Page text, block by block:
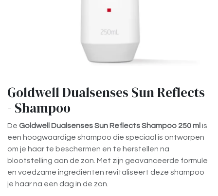
Goldwell Dualsenses Sun Reflects
- Shampoo
De Goldwell Dualsenses Sun Reflects Shampoo 250 ml is
een hoogwaardige shampoo die speciaal is ontworpen
om je haar te beschermen en te herstellen na
blootstelling aan de zon. Met zijn geavanceerde formule
en voedzame ingrediënten revitaliseert deze shampoo
je haar na een dag in de zon.